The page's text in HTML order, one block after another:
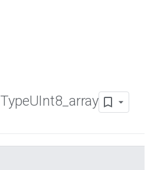
TypeUInt8 _array